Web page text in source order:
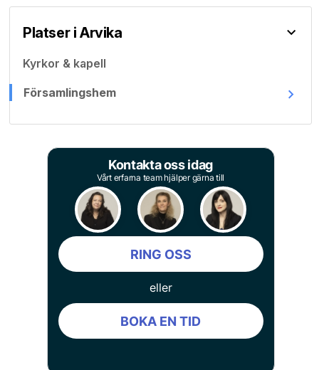
Platser i Arvika
Kyrkor & kapell
Församlingshem
Kontakta oss idag
Vårt erfarna team hjälper gärna till
RING OSS
eller
BOKA EN TID